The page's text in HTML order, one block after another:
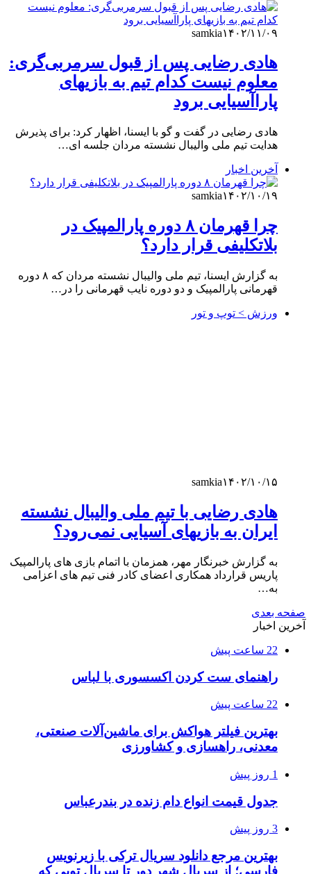
samkia۱۴۰۲/۱۱/۰۹
هادی رضایی پس از قبول سرمربی‌گری:
معلوم نیست کدام تیم به بازیهای
پاراآسیایی برود
هادی رضایی در گفت و گو با ایسنا، اظهار کرد: برای پذیرش
هدایت تیم ملی والیبال نشسته مردان جلسه ای…
آخرین اخبار
samkia۱۴۰۲/۱۰/۱۹
چرا قهرمان ۸ دوره پارالمپیک در
بلاتکلیفی قرار دارد؟
به گزارش ایسنا، تیم ملی والیبال نشسته مردان که ۸ دوره
قهرمانی پارالمپیک و دو دوره نایب قهرمانی را در…
ورزش > توپ و تور
samkia۱۴۰۲/۱۰/۱۵
هادی رضایی با تیم ملی والیبال نشسته
ایران به بازیهای آسیایی نمی‌رود؟
به گزارش خبرنگار مهر، همزمان با اتمام بازی های پارالمپیک
پاریس قرارداد همکاری اعضای کادر فنی تیم های اعزامی
به…
صفحه بعدی
آخرین اخبار
22 ساعت پیش
راهنمای ست کردن اکسسوری با لباس
22 ساعت پیش
بهترین فیلتر هواکش برای ماشین‌آلات صنعتی،
معدنی، راهسازی و کشاورزی
1 روز پیش
جدول قیمت انواع دام زنده در بندرعباس
3 روز پیش
بهترین مرجع دانلود سریال ترکی با زیرنویس
فارسی؛ از سریال شهر دور تا سریال تویی که